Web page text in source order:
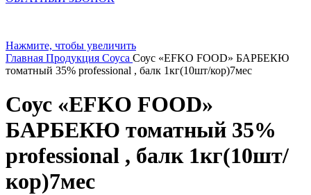
Нажмите, чтобы увеличить
Главная Продукция Соуса Соус «EFKO FOOD» БАРБЕКЮ
томатный 35% professional , балк 1кг(10шт/кор)7мес
Соус «EFKO FOOD»
БАРБЕКЮ томатный 35%
professional , балк 1кг(10шт/
кор)7мес